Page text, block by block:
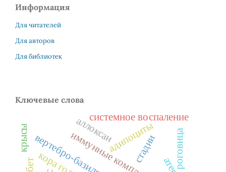
Информация
Для читателей
Для авторов
Для библиотек
Ключевые слова
иммунные комплексы
адипоциты
аллоксан
системное воспаление
стадии роговица
крысы